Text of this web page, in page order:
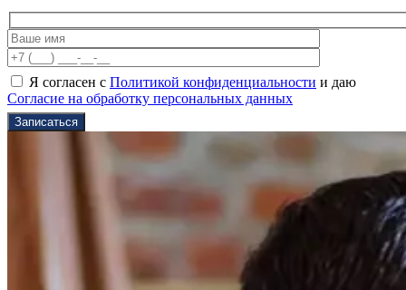
Я согласен с Политикой конфиденциальности и даю
Согласие на обработку персональных данных